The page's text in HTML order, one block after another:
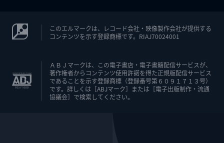
このエルマークは、レコード会社・映像製作会社が提供する
コンテンツを示す登録商標です。RIAJ70024001
ＡＢＪマークは、この電子書店・電子書籍配信サービスが、
著作権者からコンテンツ使用許諾を得た正規版配信サービス
であることを示す登録商標（登録番号第６０９１７１３号）
です。詳しくは［ABJマーク］または［電子出版制作・流通
協議会］で検索してください。